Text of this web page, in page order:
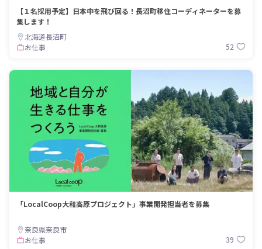
【１名採用予定】日本中を飛び回る！長沼町移住コーディネーターを募
集します！
北海道長沼町
お仕事
52
「LocalCoop大和高原プロジェクト」事業開発担当者を募集
奈良県奈良市
お仕事
39